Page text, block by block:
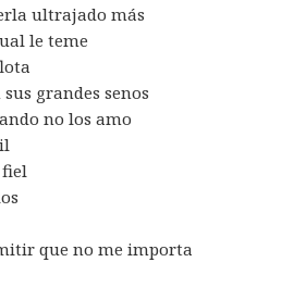
ultrajado más
le teme
grandes senos
no los amo
que no me importa